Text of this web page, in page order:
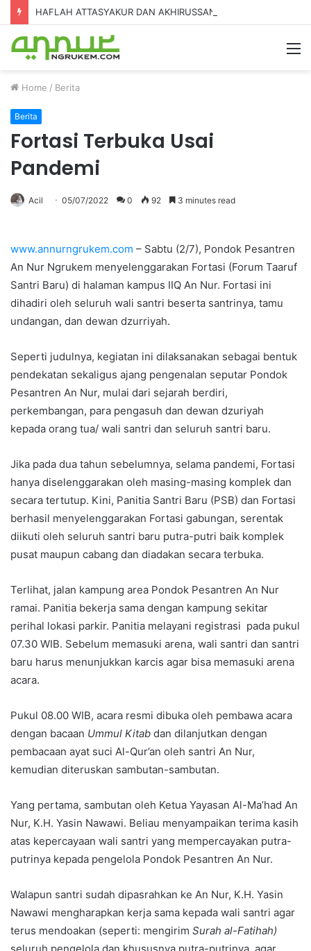
Home / Berita
Berita
Fortasi Terbuka Usai
Pandemi
Acil 05/07/2022 0 92 3 minutes read
www.annurngrukem.com – Sabtu (2/7), Pondok Pesantren
An Nur Ngrukem menyelenggarakan Fortasi (Forum Taaruf
Santri Baru) di halaman kampus IIQ An Nur. Fortasi ini
dihadiri oleh seluruh wali santri beserta santrinya, tamu
undangan, dan dewan dzurriyah.
Seperti judulnya, kegiatan ini dilaksanakan sebagai bentuk
pendekatan sekaligus ajang pengenalan seputar Pondok
Pesantren An Nur, mulai dari sejarah berdiri,
perkembangan, para pengasuh dan dewan dzuriyah
kepada orang tua/ wali santri dan seluruh santri baru.
Jika pada dua tahun sebelumnya, selama pandemi, Fortasi
hanya diselenggarakan oleh masing-masing komplek dan
secara tertutup. Kini, Panitia Santri Baru (PSB) dan Fortasi
berhasil menyelenggarakan Fortasi gabungan, serentak
diikuti oleh seluruh santri baru putra-putri baik komplek
pusat maupun cabang dan diadakan secara terbuka.
Terlihat, jalan kampung area Pondok Pesantren An Nur
ramai. Panitia bekerja sama dengan kampung sekitar
perihal lokasi parkir. Panitia melayani registrasi pada pukul
07.30 WIB. Sebelum memasuki arena, wali santri dan santri
baru harus menunjukkan karcis agar bisa memasuki arena
acara.
Pukul 08.00 WIB, acara resmi dibuka oleh pembawa acara
dengan bacaan Ummul Kitab dan dilanjutkan dengan
pembacaan ayat suci Al-Qur’an oleh santri An Nur,
kemudian diteruskan sambutan-sambutan.
Yang pertama, sambutan oleh Ketua Yayasan Al-Ma’had An
Nur, K.H. Yasin Nawawi. Beliau menyampaikan terima kasih
atas kepercayaan wali santri yang mempercayakan putra-
putrinya kepada pengelola Pondok Pesantren An Nur.
Walapun santri sudah dipasrahkan ke An Nur, K.H. Yasin
Nawawi mengharapkan kerja sama kepada wali santri agar
terus mendoakan (seperti: mengirim Surah al-Fatihah)